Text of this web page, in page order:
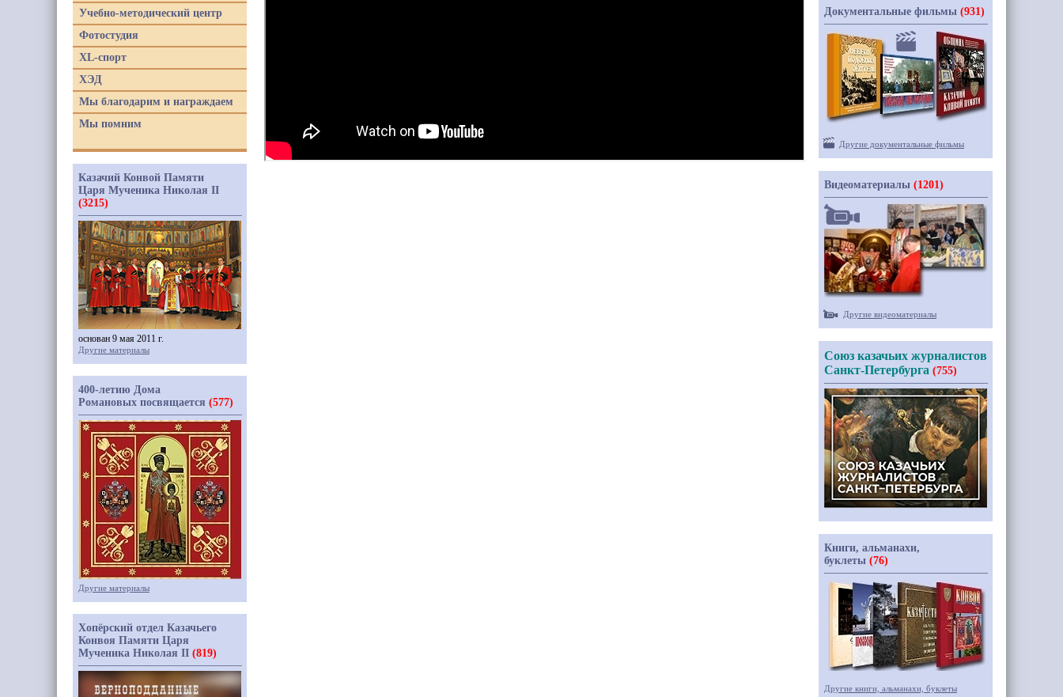
Учебно-методический центр
Фотостудия
XL-спорт
ХЭД
Мы благодарим и награждаем
Мы помним
Казачий Конвой Памяти
Царя Мученика Николая II
(3215)
основан 9 мая 2011 г.
Другие материалы
400-летию Дома
Романовых посвящается (577)
Другие материалы
Хопёрский отдел Казачьего
Конвоя Памяти Царя
Мученика Николая II (819)
Документальные фильмы (931)
Другие документальные фильмы
Видеоматериалы (1201)
Другие видеоматериалы
Союз казачьих журналистов
Санкт-Петербурга (755)
Книги, альманахи,
буклеты (76)
Другие книги, альманахи, буклеты